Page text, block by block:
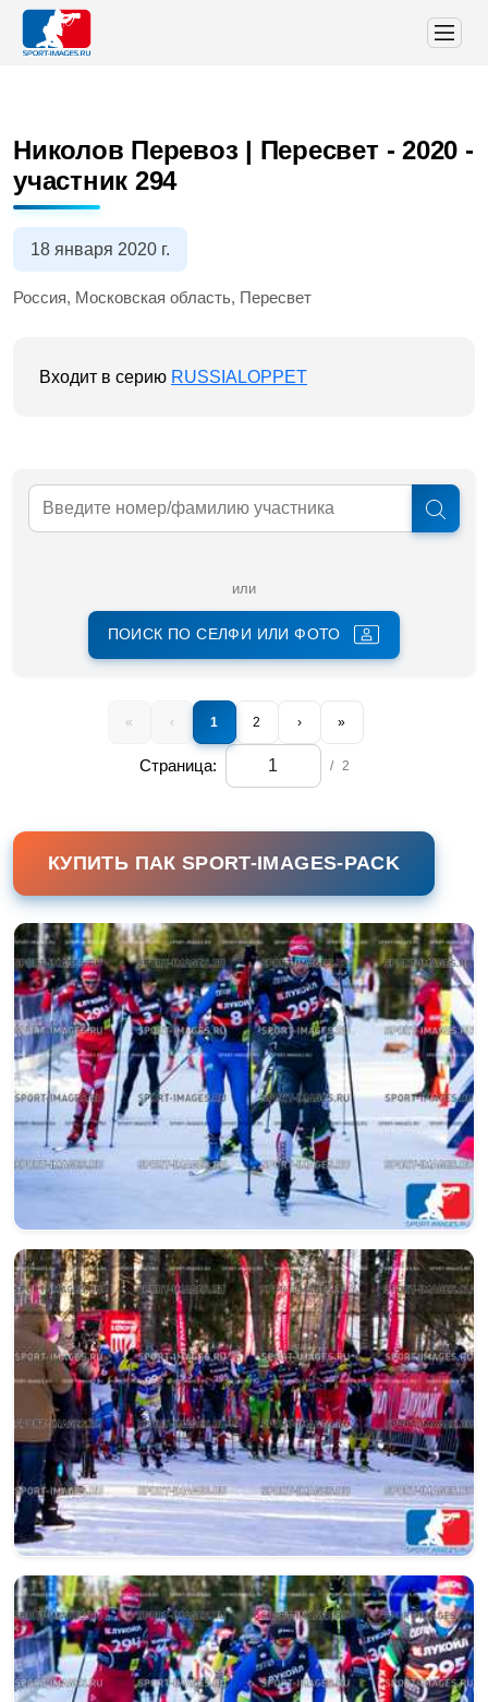
Николов Перевоз | Пересвет - 2020 -
участник 294
18 января 2020 г.
Россия, Московская область, Пересвет
Входит в серию RUSSIALOPPET
или
ПОИСК ПО СЕЛФИ ИЛИ ФОТО
« ‹ 1 2 › »
Страница: / 2
КУПИТЬ ПАК SPORT-IMAGES-PACK